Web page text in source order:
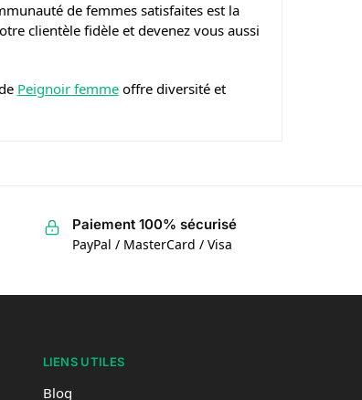
de femmes satisfaites est la
clientèle fidèle et devenez vous aussi
Peignoir femmeoffre diversité et
Paiement 100% sécurisé
PayPal / MasterCard / Visa
LIENS UTILES
Blog